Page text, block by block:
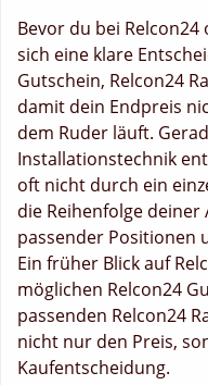
Bevor du bei
sich eine klare
Gutschein, Relcon24
damit dein Endpreis
dem Ruder läuft.
Installationstechnik
oft nicht durch ein
die Reihenfolge
passender Positionen
Ein früher Blick auf
möglichen Relcon24
passenden Relcon24
nicht nur den Preis,
Kaufentscheidung.